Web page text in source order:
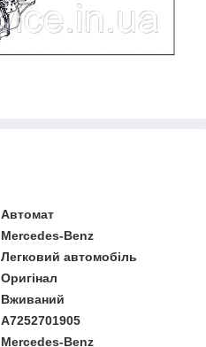
Автомат
Mercedes-Benz
Легковий автомобіль
Оригінал
Вживаний
A7252701905
Mercedes-Benz